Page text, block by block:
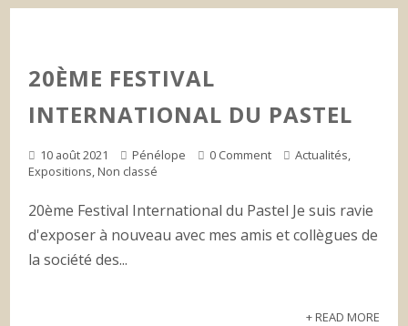
20ÈME FESTIVAL
INTERNATIONAL DU PASTEL
10 août 2021 Pénélope 0 Comment Actualités,
Expositions, Non classé
20ème Festival International du Pastel Je suis ravie
d'exposer à nouveau avec mes amis et collègues de
la société des...
+ READ MORE